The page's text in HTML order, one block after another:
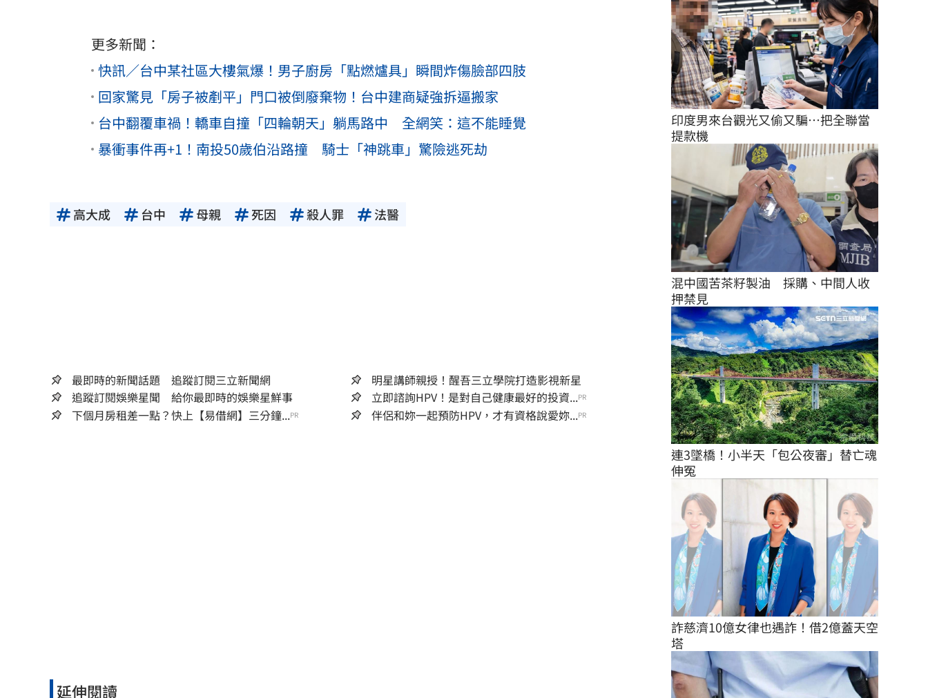
更多新聞：
快訊／台中某社區大樓氣爆！男子廚房「點燃爐具」瞬間炸傷臉部四肢
回家驚見「房子被剷平」門口被倒廢棄物！台中建商疑強拆逼搬家
台中翻覆車禍！轎車自撞「四輪朝天」躺馬路中 全網笑：這不能睡覺
暴衝事件再+1！南投50歲伯沿路撞 騎士「神跳車」驚險逃死劫
高大成 台中 母親 死因 殺人罪 法醫
最即時的新聞話題 追蹤訂閱三立新聞網
明星講師親授！醒吾三立學院打造影視新星
追蹤訂閱娛樂星聞 給你最即時的娛樂星鮮事
立即諮詢HPV！是對自己健康最好的投資...PR
下個月房租差一點？快上【易借網】三分鐘...PR 伴侶和妳一起預防HPV，才有資格說愛妳...PR
延伸閱讀
印度男來台觀光又偷又騙…把全聯當
提款機
混中國苦茶籽製油　採購、中間人收
押禁見
連3墜橋！小半天「包公夜審」替亡魂
伸冤
詐慈濟10億女律也遇詐！借2億蓋天空
塔